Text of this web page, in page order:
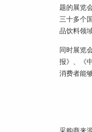
题的展览
三十多个
品饮料领
同时展览
报》、《
消费者能